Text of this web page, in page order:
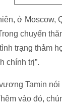
ở Moscow,
chuyến
trạng thảm
chính trị”.
Tamin
vào đó,